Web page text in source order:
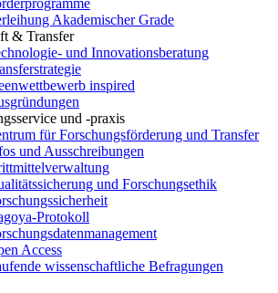
Akademischer Grade
& Transfer
und Innovationsberatung
inspired
und -praxis
für Forschungsförderung und Transfer
und Ausschreibungen
und Forschungsethik
Protokoll
Access
wissenschaftliche Befragungen